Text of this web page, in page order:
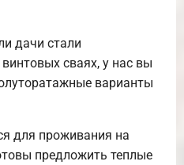
дачи стали
сваях, у нас вы
варианты
для проживания на
предложить теплые